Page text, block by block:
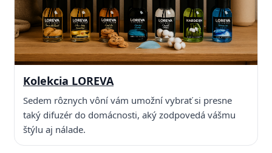
Kolekcia LOREVA
Sedem rôznych vôní vám umožní vybrať si presne
taký difuzér do domácnosti, aký zodpovedá vášmu
štýlu aj nálade.